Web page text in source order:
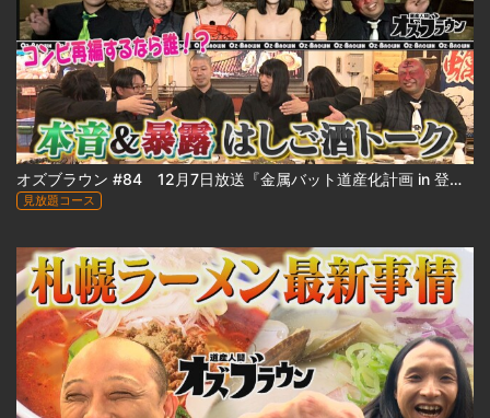
オズブラウン #84 12月7日放送『金属バット道産化計画 in 登別』（後編）
見放題コース